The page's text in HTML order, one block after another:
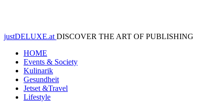
justDELUXE.at DISCOVER THE ART OF PUBLISHING
HOME
Events & Society
Kulinarik
Gesundheit
Jetset &Travel
Lifestyle